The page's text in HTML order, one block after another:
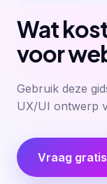
Wat
voor
Gebruik deze
UX/UI ontwerp
Vraag